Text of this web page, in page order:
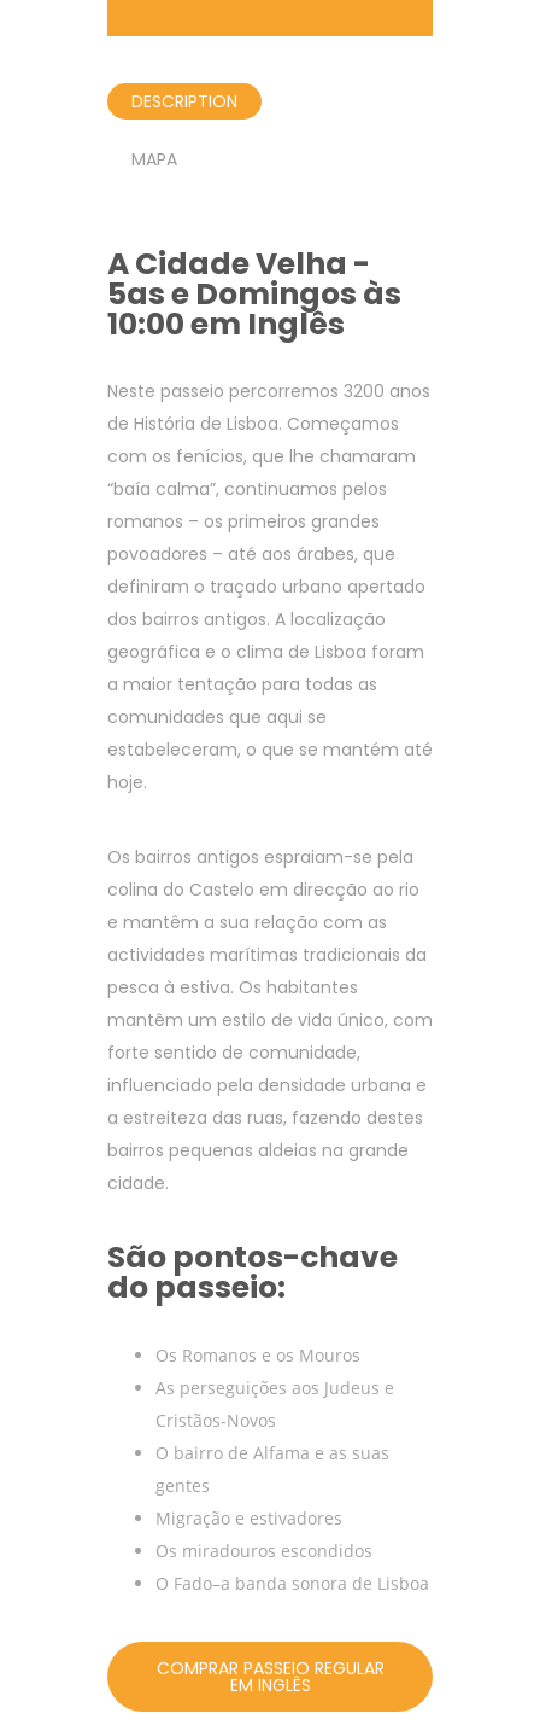
DESCRIPTION
MAPA
A Cidade Velha -
5as e Domingos às
10:00 em Inglês
Neste passeio percorremos 3200 anos
de História de Lisboa. Começamos
com os fenícios, que lhe chamaram
“baía calma”, continuamos pelos
romanos – os primeiros grandes
povoadores – até aos árabes, que
definiram o traçado urbano apertado
dos bairros antigos. A localização
geográfica e o clima de Lisboa foram
a maior tentação para todas as
comunidades que aqui se
estabeleceram, o que se mantém até
hoje.
Os bairros antigos espraiam-se pela
colina do Castelo em direcção ao rio
e mantêm a sua relação com as
actividades marítimas tradicionais da
pesca à estiva. Os habitantes
mantêm um estilo de vida único, com
forte sentido de comunidade,
influenciado pela densidade urbana e
a estreiteza das ruas, fazendo destes
bairros pequenas aldeias na grande
cidade.
São pontos-chave
do passeio:
Os Romanos e os Mouros
As perseguições aos Judeus e
Cristãos-Novos
O bairro de Alfama e as suas
gentes
Migração e estivadores
Os miradouros escondidos
O Fado–a banda sonora de Lisboa
COMPRAR PASSEIO REGULAR
EM INGLÊS